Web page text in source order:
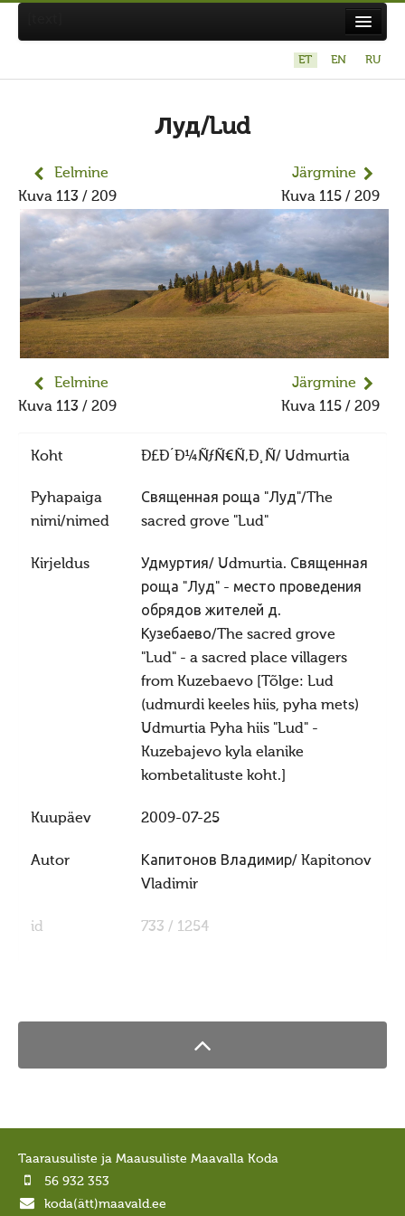
Põhikiri
Aastaaruanded
Kuidas liituda kojaga?
Maavalla Koja juhtimine
Kohalikud kojad
Avaldused
Jumiõie jutud
Usuliste Yhenduste Ymarlaud
Seadusandlus
Sõbrad ja koostööpartnerid
Ajastaeg
Maarahva pyhad
Lehekuu
Põimukuu
Sygiskuu
ET EN RU
Луд/Lud
Eelmine
Kuva 113 / 209
Järgmine
Kuva 115 / 209
Eelmine
Kuva 113 / 209
Järgmine
Kuva 115 / 209
Koht Ð£Ð´Ð¼ÑƒÑ€Ñ‚Ð¸Ñ/ Udmurtia
Pyhapaiga
nimi/nimed
Священная роща "Луд"/The
sacred grove "Lud"
Kirjeldus
Удмуртия/ Udmurtia. Священная
роща "Луд" - место проведения
обрядов жителей д.
Кузебаево/The sacred grove
"Lud" - a sacred place villagers
from Kuzebaevo [Tõlge: Lud
(udmurdi keeles hiis, pyha mets)
Udmurtia Pyha hiis "Lud" -
Kuzebajevo kyla elanike
kombetalituste koht.]
Kuupäev 2009-07-25
Autor
Капитонов Владимир/ Kapitonov
Vladimir
id 733 / 1254
Taarausuliste ja Maausuliste Maavalla Koda
56 932 353
koda(ätt)maavald.ee